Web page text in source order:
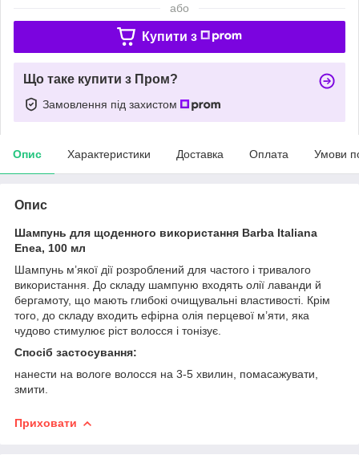
або
Купити з
Що таке купити з Пром?
Замовлення під захистом
Опис Характеристики Доставка Оплата Умови
Опис
Шампунь для щоденного використання Barba Italiana
Enea, 100 мл
Шампунь м’якої дії розроблений для частого і тривалого
використання. До складу шампуню входять олії лаванди й
бергамоту, що мають глибокі очищувальні властивості. Крім
того, до складу входить ефірна олія перцевої м’яти, яка
чудово стимулює ріст волосся і тонізує.
Спосіб застосування:
нанести на вологе волосся на 3-5 хвилин, помасажувати,
змити.
Приховати